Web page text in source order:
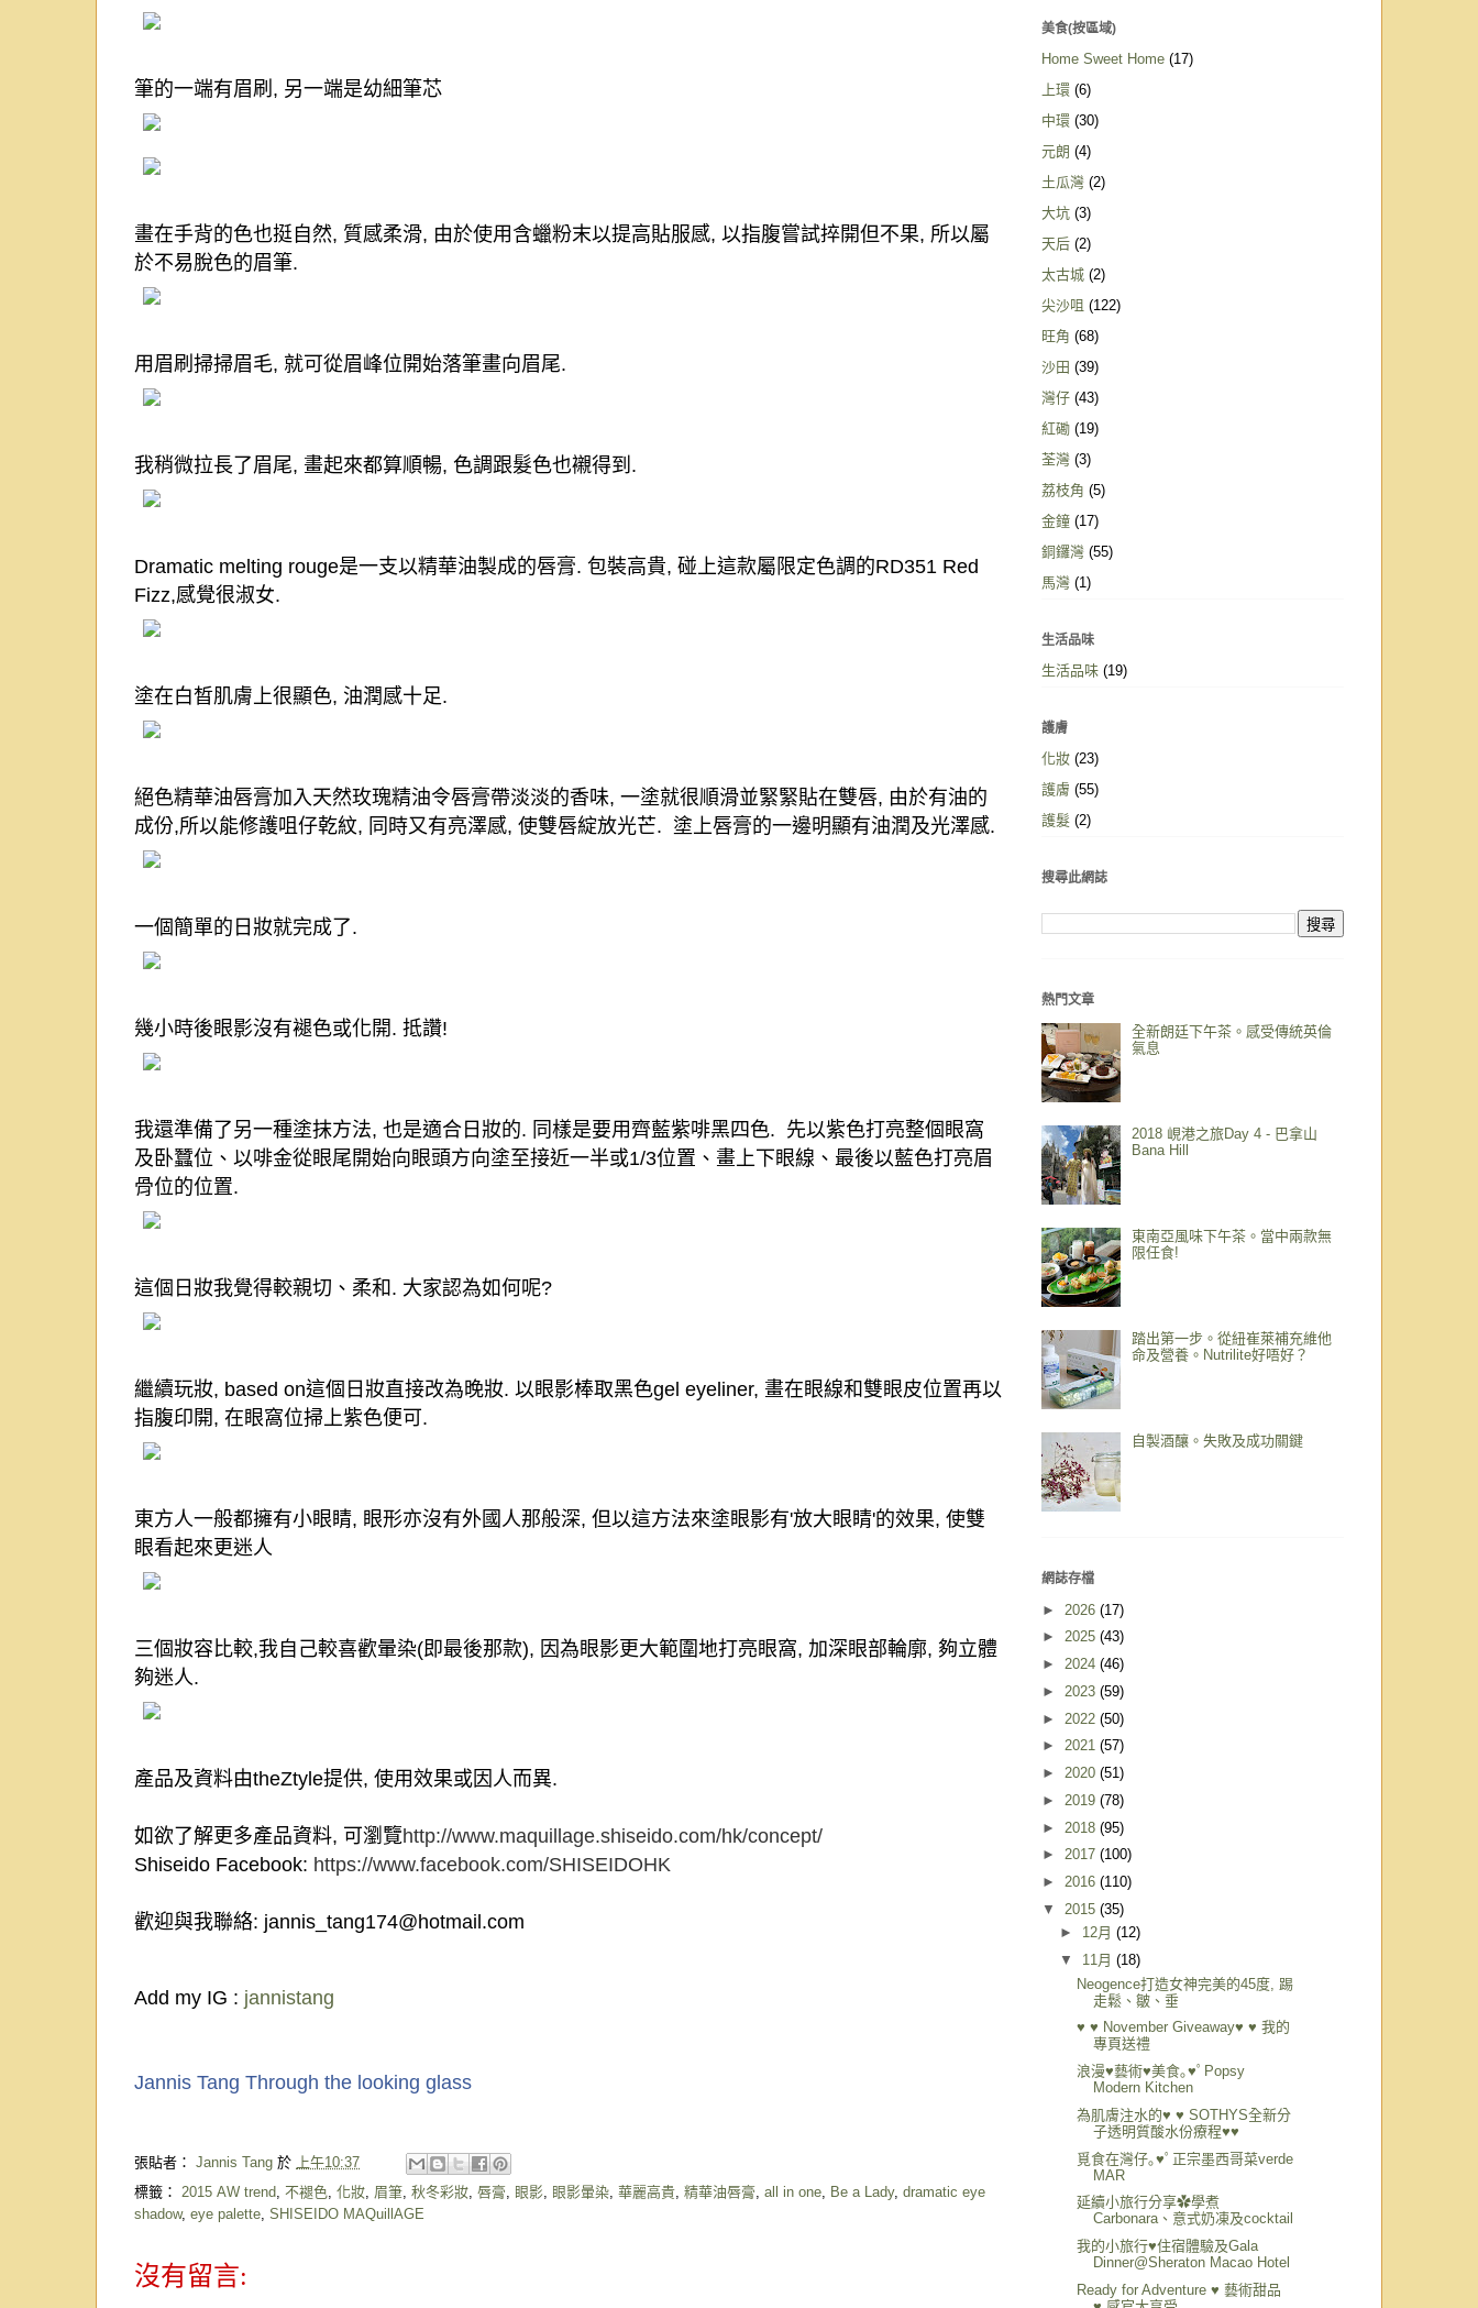
筆的一端有眉刷 , 另一端是幼細筆芯
畫在手背的色也挺自然, 質感柔滑, 由於使用含蠟粉末以提高貼服感, 以指腹嘗試捽開但不果, 所以屬
於不易脫色的眉筆.
用眉刷掃掃眉毛, 就可從眉峰位開始落筆畫向眉尾.
我稍微拉長了眉尾, 畫起來都算順暢, 色調跟髮色也襯得到 .
Dramatic melting rouge是一支以精華油製成的唇膏. 包裝高貴, 碰上這款屬限定色調的RD351 Red
Fizz,感覺很淑女.
塗在白晳肌膚上很顯色, 油潤感十足.
絕色精華油唇膏加入天然玫瑰精油令唇膏帶淡淡的香味, 一塗就很順滑並緊緊貼在雙唇, 由於有油的
成份,所以能修護咀仔乾紋, 同時又有亮澤感, 使雙唇綻放光芒. 塗上唇膏的一邊明顯有油潤及光澤感.
一個簡單的日妝就完成了.
幾小時後眼影沒有褪色或化開. 抵讚!
我還準備了另一種塗抹方法, 也是適合日妝的. 同樣是要用齊藍紫啡黑四色. 先以紫色打亮整個眼窩
及卧蠶位、以啡金從眼尾開始向眼頭方向塗至接近一半或1/3位置、畫上下眼線、最後以藍色打亮眉
骨位的位置.
這個日妝我覺得較親切、柔和 . 大家認為如何呢?
繼續玩妝, based on這個日妝直接改為晚妝. 以眼影棒取黑色gel eyeliner, 畫在眼線和雙眼皮位置再以
指腹印開, 在眼窩位掃上紫色便可.
東方人一般都擁有小眼睛, 眼形亦沒有外國人那般深, 但以這方法來塗眼影有'放大眼睛'的效果, 使雙
眼看起來更迷人
三個妝容比較,我自己較喜歡暈染(即最後那款), 因為眼影更大範圍地打亮眼窩, 加深眼部輪廓, 夠立體
夠迷人.
產品及資料由theZtyle提供, 使用效果或因人而異.
如欲了解更多產品資料, 可瀏覽http://www.maquillage.shiseido.com/hk/concept/
Shiseido Facebook: https://www.facebook.com/SHISEIDOHK
歡迎與我聯絡: jannis_tang174@hotmail.com
Add my IG : jannistang
Jannis Tang Through the looking glass
張貼者： Jannis Tang 於
上午10:37
標籤： 2015 AW trend 不褪色 化妝 眉筆 秋冬彩妝 唇膏 眼影 眼影暈染 華麗高貴 精華油唇膏 all in one Be a Lady, dramatic eye
shadow, eye palette SHISEIDO MAQuillAGE
沒有留言:
美食(按區域)
Home Sweet Home (17)
上環 (6)
中環 (30)
元朗 (4)
土瓜灣 (2)
大坑 (3)
天后 (2)
太古城 (2)
尖沙咀 (122)
旺角 (68)
沙田 (39)
灣仔 (43)
紅磡 (19)
荃灣 (3)
荔枝角 (5)
金鐘 (17)
銅鑼灣 (55)
馬灣 (1)
生活品味
生活品味 (19)
護膚
化妝 (23)
護膚 (55)
護髮 (2)
搜尋此網誌
熱門文章
全新朗廷下午茶。感受傳統英倫
氣息
2018 峴港之旅Day 4 - 巴拿山
Bana Hill
東南亞風味下午茶。當中兩款無
限任食!
踏出第一步。從紐崔萊補充維他
命及營養。Nutrilite好唔好？
自製酒釀。失敗及成功關鍵
網誌存檔
► 2026 (17)
► 2025 (43)
► 2024 (46)
► 2023 (59)
► 2022 (50)
► 2021 (57)
► 2020 (51)
► 2019 (78)
► 2018 (95)
► 2017 (100)
► 2016 (110)
▼ 2015 (35)
► 12月 (12)
▼ 11月 (18)
Neogence打造女神完美的45度, 踢
走鬆、皺、垂
♥ ♥ November Giveaway♥ ♥ 我的
專頁送禮
浪漫♥藝術♥美食｡♥ﾟPopsy
Modern Kitchen
為肌膚注水的♥ ♥ SOTHYS全新分
子透明質酸水份療程♥♥
覓食在灣仔｡♥ﾟ正宗墨西哥菜verde
MAR
延續小旅行分享✿學煮
Carbonara、意式奶凍及cocktail
我的小旅行♥住宿體驗及Gala
Dinner@Sheraton Macao Hotel
Ready for Adventure ♥ 藝術甜品